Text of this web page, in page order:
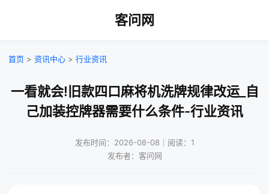
客问网
首页 > 资讯中心 > 行业资讯
一看就会!旧款四口麻将机洗牌规律改运_自
己加装控牌器需要什么条件-行业资讯
发布时间：2026-08-08｜阅读：1
发布者：客问网